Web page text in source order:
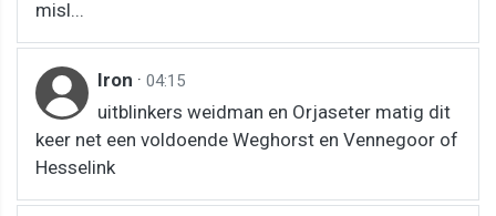
misl...
Iron · 04:15
uitblinkers weidman en Orjaseter matig dit
keer net een voldoende Weghorst en Vennegoor of
Hesselink